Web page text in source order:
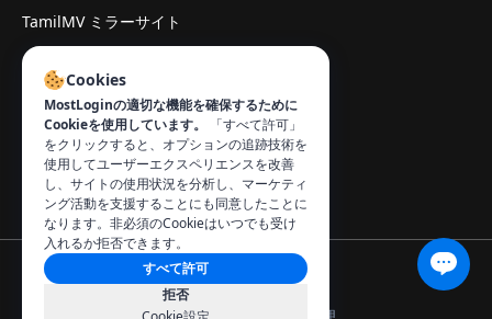
TamilMV ミラーサイト
お問い合わせ:
info@mostlogin.com
© 2026 MostLogin. All rights reserved.
Cookies
MostLoginの適切な機能を確保するために
Cookieを使用しています。
「すべて許可」
をクリックすると、オプションの追跡技術を
使用してユーザーエクスペリエンスを改善
し、サイトの使用状況を分析し、マーケティ
ング活動を支援することにも同意したことに
なります。非必須のCookieはいつでも受け
入れるか拒否できます。
すべて許可
拒否